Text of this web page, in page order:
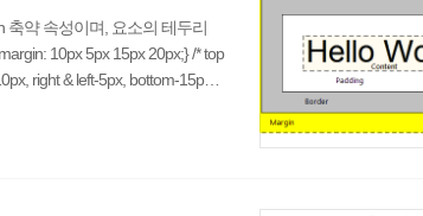
축약 속성이며, 요소의 테두리
10px 5px 15px 20px;} /* top
right & left-5px, bottom-15px */